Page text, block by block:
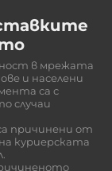
в мрежата
и населени
са с
случаи
причинени от
куриерската